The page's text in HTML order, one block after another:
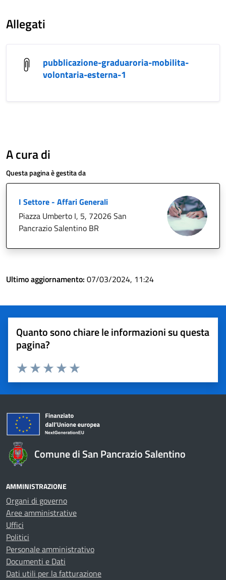
Allegati
pubblicazione-graduaroria-mobilita-
volontaria-esterna-1
A cura di
Questa pagina è gestita da
I Settore - Affari Generali
Piazza Umberto I, 5, 72026 San
Pancrazio Salentino BR
Ultimo aggiornamento: 07/03/2024, 11:24
Quanto sono chiare le informazioni su questa
pagina?
Valuta 5 stelle su 5
Valuta 4 stelle su 5
Valuta 3 stelle su 5
Valuta 2 stelle su 5
Valuta 1 stelle su 5
Comune di San Pancrazio Salentino
AMMINISTRAZIONE
Organi di governo
Aree amministrative
Uffici
Politici
Personale amministrativo
Documenti e Dati
Dati utili per la fatturazione